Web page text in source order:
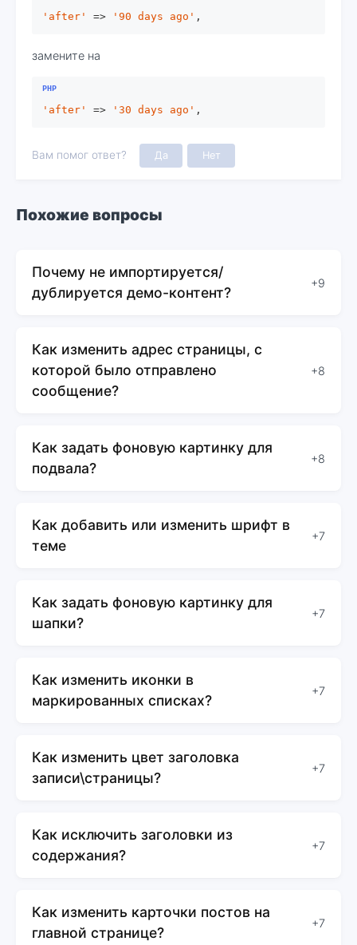
'after' => '90 days ago' ,
замените на
'after' => '30 days ago' ,
Вам помог ответ? Да Нет
Похожие вопросы
Почему не импортируется/
дублируется демо-контент?
+9
Как изменить адрес страницы, с
которой было отправлено
сообщение?
+8
Как задать фоновую картинку для
подвала?
+8
Как добавить или изменить шрифт в
теме
+7
Как задать фоновую картинку для
шапки?
+7
Как изменить иконки в
маркированных списках?
+7
Как изменить цвет заголовка
записи\страницы?
+7
Как исключить заголовки из
содержания?
+7
Как изменить карточки постов на
главной странице?
+7